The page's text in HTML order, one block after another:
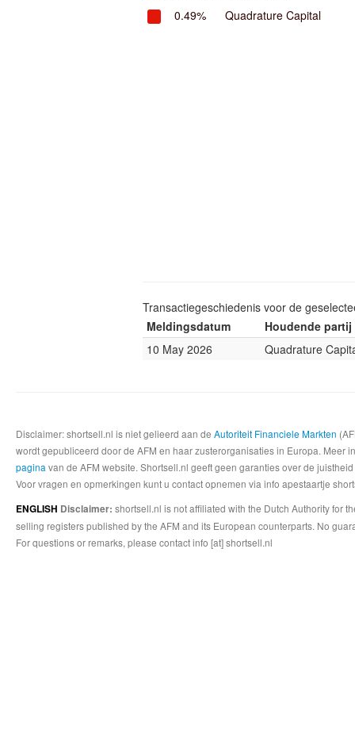
0.49%
Quadrature Capital
Transactiegeschiedenis voor de
Meldingsdatum
Houdende partij
10 May 2026
Quadrature
Disclaimer: shortsell.nl is niet gelieerd aan de Autoriteit Financiele Markten
wordt gepubliceerd door de AFM en haar zusterorganisaties in Europa.
pagina van de AFM website. Shortsell.nl geeft geen garanties over de
Voor vragen en opmerkingen kunt u contact opnemen via info apestaartje
ENGLISH Disclaimer: shortsell.nl is not affiliated with the Dutch Authority for
selling registers published by the AFM and its European counterparts. No
For questions or remarks, please contact info [at] shortsell.nl